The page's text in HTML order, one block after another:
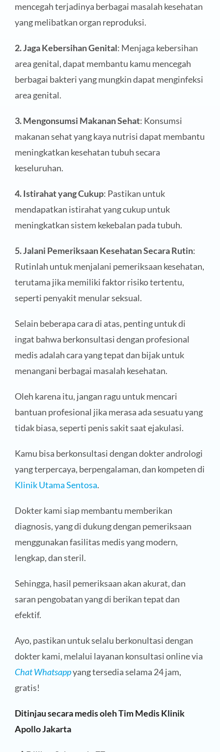
mencegah terjadinya berbagai masalah kesehatan
yang melibatkan organ reproduksi.
2. Jaga Kebersihan Genital: Menjaga kebersihan
area genital, dapat membantu kamu mencegah
berbagai bakteri yang mungkin dapat menginfeksi
area genital.
3. Mengonsumsi Makanan Sehat: Konsumsi
makanan sehat yang kaya nutrisi dapat membantu
meningkatkan kesehatan tubuh secara
keseluruhan.
4. Istirahat yang Cukup: Pastikan untuk
mendapatkan istirahat yang cukup untuk
meningkatkan sistem kekebalan pada tubuh.
5. Jalani Pemeriksaan Kesehatan Secara Rutin:
Rutinlah untuk menjalani pemeriksaan kesehatan,
terutama jika memiliki faktor risiko tertentu,
seperti penyakit menular seksual.
Selain beberapa cara di atas, penting untuk di
ingat bahwa berkonsultasi dengan profesional
medis adalah cara yang tepat dan bijak untuk
menangani berbagai masalah kesehatan.
Oleh karena itu, jangan ragu untuk mencari
bantuan profesional jika merasa ada sesuatu yang
tidak biasa, seperti penis sakit saat ejakulasi.
Kamu bisa berkonsultasi dengan dokter andrologi
yang terpercaya, berpengalaman, dan kompeten di
Klinik Utama Sentosa.
Dokter kami siap membantu memberikan
diagnosis, yang di dukung dengan pemeriksaan
menggunakan fasilitas medis yang modern,
lengkap, dan steril.
Sehingga, hasil pemeriksaan akan akurat, dan
saran pengobatan yang di berikan tepat dan
efektif.
Ayo, pastikan untuk selalu berkonultasi dengan
dokter kami, melalui layanan konsultasi online via
Chat Whatsappyang tersedia selama 24 jam,
gratis!
Ditinjau secara medis oleh Tim Medis Klinik
Apollo Jakarta